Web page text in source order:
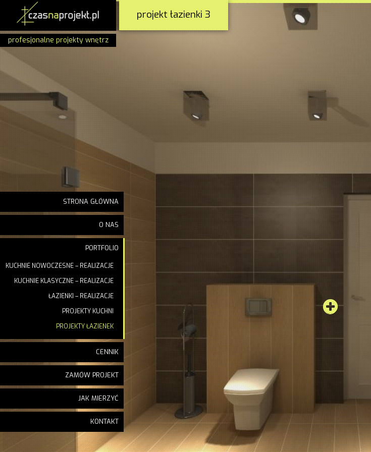
profesjonalne projekty wnętrz
projekt łazienki 3
STRONA GŁÓWNA
O NAS
PORTFOLIO
KUCHNIE NOWOCZESNE – REALIZACJE
KUCHNIE KLASYCZNE – REALIZACJE
ŁAZIENKI – REALIZACJE
PROJEKTY KUCHNI
PROJEKTY ŁAZIENEK
CENNIK
ZAMÓW PROJEKT
JAK MIERZYĆ
KONTAKT